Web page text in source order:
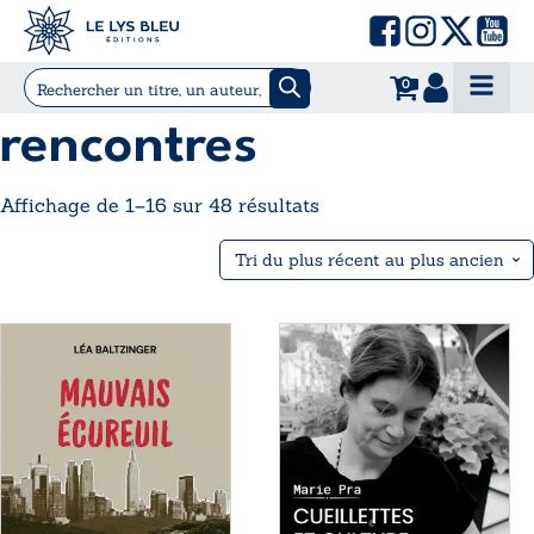
0
rencontres
Affichage de 1–16 sur 48 résultats
plus
au
plus
ancien
plusieurs
variations.
Les
options
Ce
produit
a
plusieurs
variations.
Les
options